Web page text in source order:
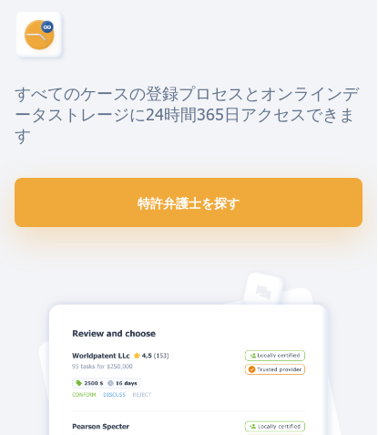
すべてのケースの登録プロセスとオンラインデ
ータストレージに24時間365日アクセスできま
す
特許弁護士を探す